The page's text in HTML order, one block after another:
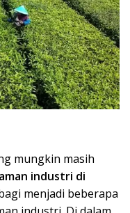
mungkin masih
industri di
menjadi beberapa